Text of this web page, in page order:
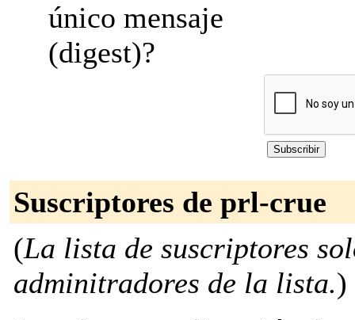
único mensaje
(digest)?
Suscriptores de prl-crue
(La lista de suscriptores
adminitradores de la lista.)